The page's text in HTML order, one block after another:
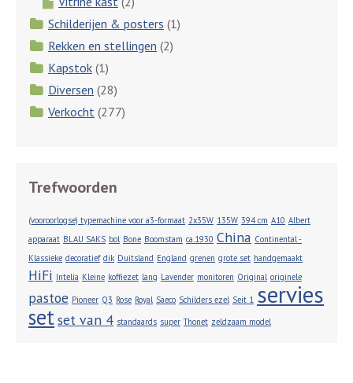
Schilderijen & posters (1)
Rekken en stellingen (2)
Kapstok (1)
Diversen (28)
Verkocht (277)
Trefwoorden
(vooroorlogse) typemachine voor a3-formaat 2x35W 135W 394 cm A10 Albert
apparaat BLAU SAKS bol Bone Boomstam ca.1930 China Continental -
Klassieke decoratief dik Duitsland England grenen grote set handgemaakt
HiFi Intelia Kleine koffiezet lang Lavender monitoren Original originele
pastoe Pioneer Q3 Rose Royal Saeco Schilders ezel Seit 1 servies
setset van 4 standaards super Thonet zeldzaam model